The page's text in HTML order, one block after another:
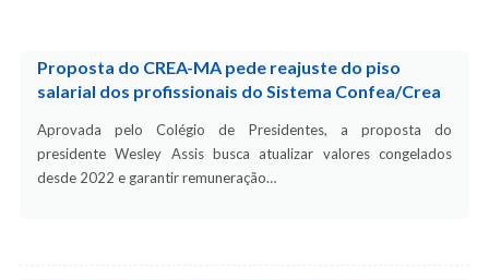
Proposta do CREA-MA pede reajuste do piso
salarial dos profissionais do Sistema Confea/Crea
Aprovada pelo Colégio de Presidentes, a proposta do
presidente Wesley Assis busca atualizar valores congelados
desde 2022 e garantir remuneração…